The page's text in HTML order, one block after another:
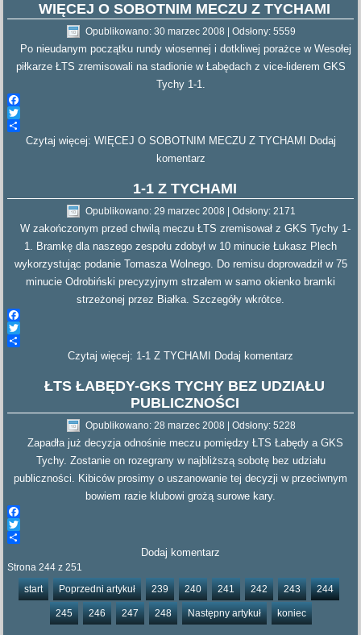
WIĘCEJ O SOBOTNIM MECZU Z TYCHAMI
Opublikowano: 30 marzec 2008 Odsłony: 5559
Po nieudanym początku rundy wiosennej i dotkliwej porażce w Wesołej
piłkarze ŁTS zremisowali na stadionie w Łabędach z vice-liderem GKS
Tychy 1-1.
Share
Czytaj więcej: WIĘCEJ O SOBOTNIM MECZU Z TYCHAMI
Dodaj
komentarz
1-1 Z TYCHAMI
Opublikowano: 29 marzec 2008 Odsłony: 2171
W zakończonym przed chwilą meczu ŁTS zremisował z GKS Tychy 1-
1. Bramkę dla naszego zespołu zdobył w 10 minucie Łukasz Plech
wykorzystując podanie Tomasza Wolnego. Do remisu doprowadził w 75
minucie Odrobiński precyzyjnym strzałem w samo okienko bramki
strzeżonej przez Białka. Szczegóły wkrótce.
Share
Czytaj więcej: 1-1 Z TYCHAMI Dodaj komentarz
ŁTS ŁABĘDY-GKS TYCHY BEZ UDZIAŁU
PUBLICZNOŚCI
Opublikowano: 28 marzec 2008 Odsłony: 5228
Zapadła już decyzja odnośnie meczu pomiędzy ŁTS Łabędy a GKS
Tychy. Zostanie on rozegrany w najbliższą sobotę bez udziału
publiczności. Kibiców prosimy o uszanowanie tej decyzji w przeciwnym
bowiem razie klubowi grożą surowe kary.
Share
Dodaj komentarz
Strona 244 z 251
start
Poprzedni artykuł 239 240 241 242 243 244
245 246 247 248 Następny artykuł koniec